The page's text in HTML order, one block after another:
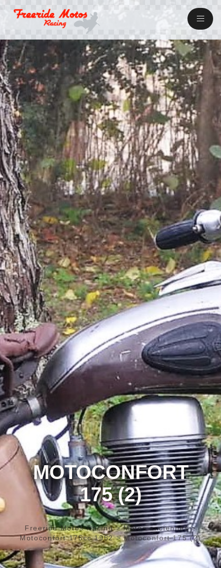
MOTOCONFORT
175 (2)
Freeride Motos Racing>Motos anciennes>
Motoconfort 175cc 1952>Motoconfort 175 (2)